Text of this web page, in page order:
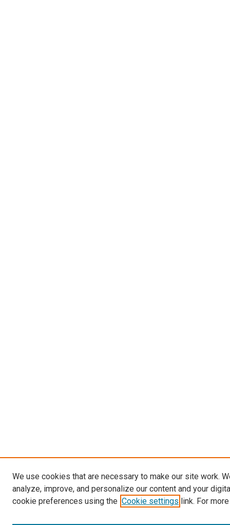
We use cookies that are necessary to make our site work.
analyze, improve, and personalize our content and your
cookie preferences using the Cookie settings link. For